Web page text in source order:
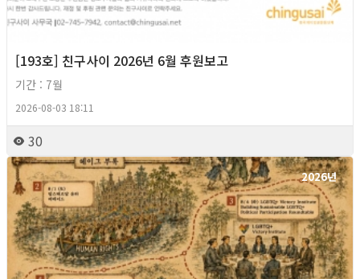
[193호] 친구사이 2026년 6월 후원보고
기간 : 7월
2026-08-03 18:11
30
2026년